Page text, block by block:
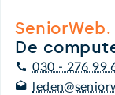
SeniorWeb.
De
030 - 276 99